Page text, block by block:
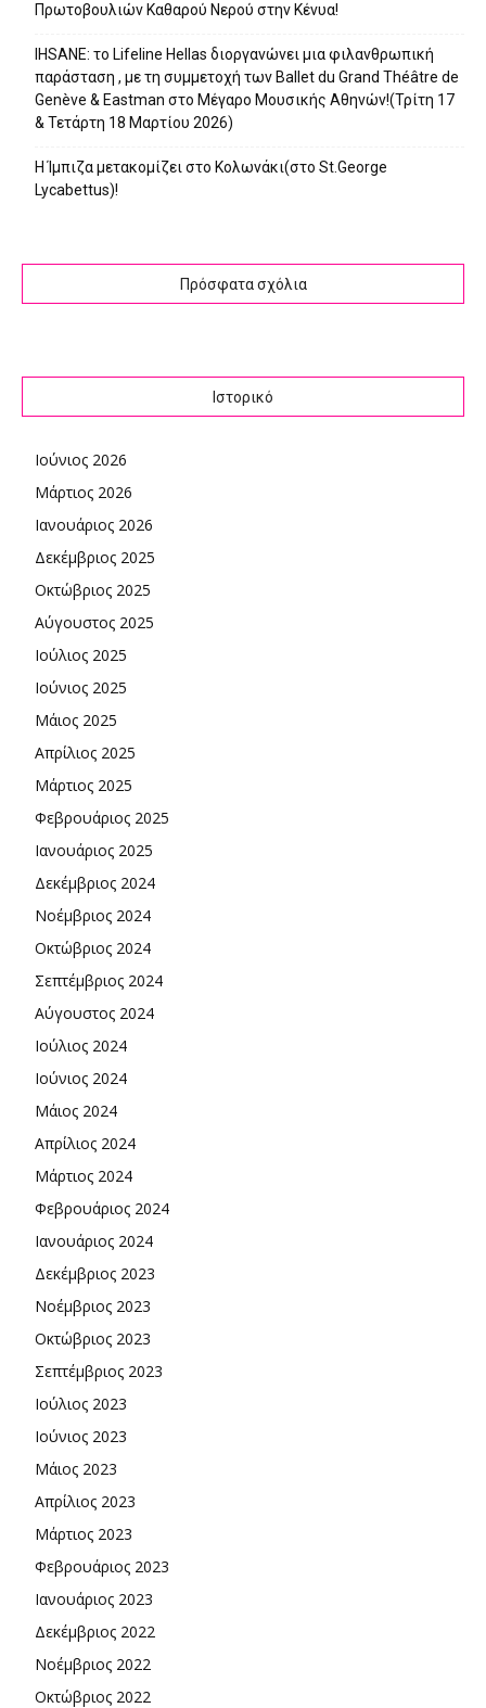
Πρωτοβουλιών Καθαρού Νερού στην Κένυα!
IHSANE: το Lifeline Hellas διοργανώνει μια φιλανθρωπική
παράσταση , με τη συμμετοχή των Ballet du Grand Théâtre de
Genève & Eastman στο Μέγαρο Μουσικής Αθηνών!(Τρίτη 17
& Τετάρτη 18 Μαρτίου 2026)
Η Ίμπιζα μετακομίζει στο Κολωνάκι(στο St.George
Lycabettus)!
Πρόσφατα σχόλια
Ιστορικό
Ιούνιος 2026
Μάρτιος 2026
Ιανουάριος 2026
Δεκέμβριος 2025
Οκτώβριος 2025
Αύγουστος 2025
Ιούλιος 2025
Ιούνιος 2025
Μάιος 2025
Απρίλιος 2025
Μάρτιος 2025
Φεβρουάριος 2025
Ιανουάριος 2025
Δεκέμβριος 2024
Νοέμβριος 2024
Οκτώβριος 2024
Σεπτέμβριος 2024
Αύγουστος 2024
Ιούλιος 2024
Ιούνιος 2024
Μάιος 2024
Απρίλιος 2024
Μάρτιος 2024
Φεβρουάριος 2024
Ιανουάριος 2024
Δεκέμβριος 2023
Νοέμβριος 2023
Οκτώβριος 2023
Σεπτέμβριος 2023
Ιούλιος 2023
Ιούνιος 2023
Μάιος 2023
Απρίλιος 2023
Μάρτιος 2023
Φεβρουάριος 2023
Ιανουάριος 2023
Δεκέμβριος 2022
Νοέμβριος 2022
Οκτώβριος 2022